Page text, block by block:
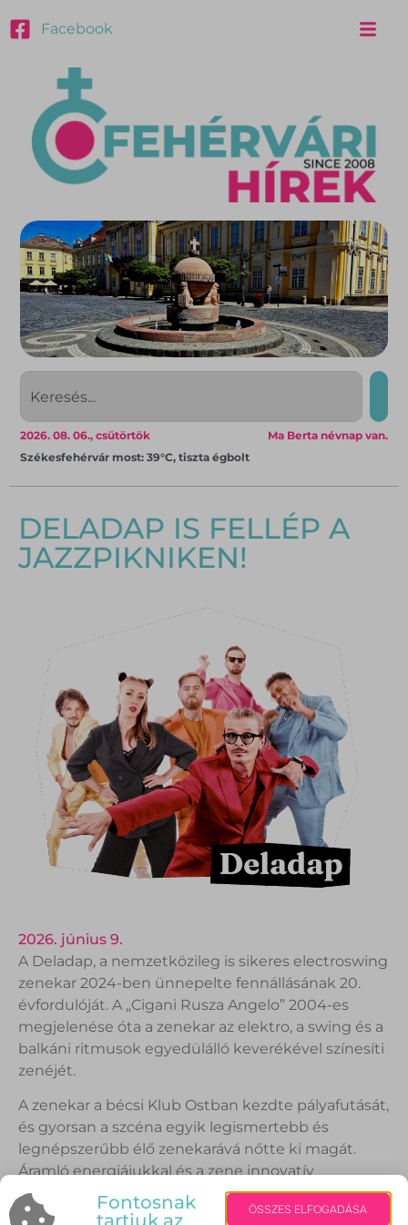
Facebook
Ma Berta névnap van.
2026. 08. 06., csütörtök
Székesfehérvár most: 39°C, tiszta égbolt
DELADAP IS FELLÉP A
JAZZPIKNIKEN!
2026. június 9.
A Deladap, a nemzetközileg is sikeres electroswing
zenekar 2024-ben ünnepelte fennállásának 20.
évfordulóját. A „Cigani Rusza Angelo” 2004-es
megjelenése óta a zenekar az elektro, a swing és a
balkáni ritmusok egyedülálló keverékével színesíti
zenéjét.
A zenekar a bécsi Klub Ostban kezdte pályafutását,
és gyorsan a szcéna egyik legismertebb és
legnépszerűbb élő zenekarává nőtte ki magát.
Áramló energiájukkal és a zene innovatív
megközelítésével a Deladap számos rajongót
szerzett szerte a világon.
Fontosnak
tartjuk az
ÖSSZES ELFOGADÁSA